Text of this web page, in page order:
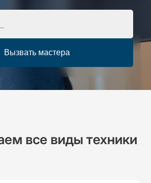
Вызвать мастера
все виды техники